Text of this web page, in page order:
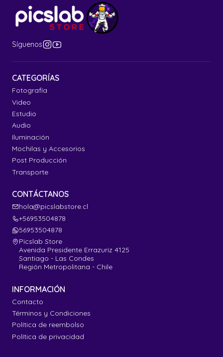
Síguenos
CATEGORÍAS
Fotografía
Video
Estudio
Audio
Iluminación
Mochilas y Accesorios
Post Producción
Transporte
CONTÁCTANOS
hola@picslabstore.cl
+56953504878
56953504878
Picslab Store
Avenida Presidente Errazuriz 4125
Santiago - Las Condes
Región Metropolitana - Chile
INFORMACIÓN
Contacto
Términos y Condiciones
Política de reembolso
Política de privacidad